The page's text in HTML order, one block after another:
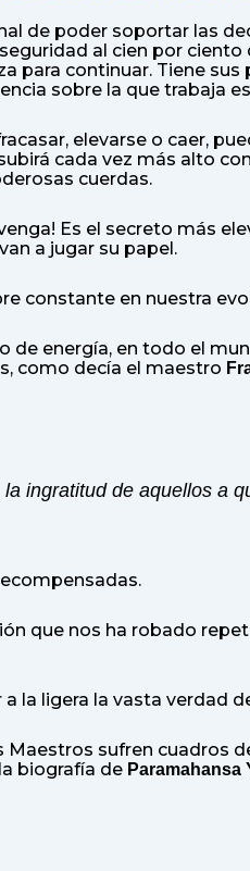
de poder soportar las
al cien por
para continuar. Tiene
sobre la que trabaja
elevarse o caer,
cada vez más alto
cuerdas.
Es el secreto más
a jugar su papel.
constante en nuestra
de energía, en todo el
como decía el maestro
ingratitud de aquellos a
que nos ha robado
la ligera la vasta verdad
sufren cuadros
biografía de Paramahansa